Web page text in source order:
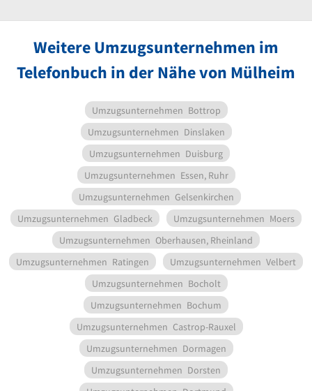
Weitere Umzugsunternehmen im
Telefonbuch in der Nähe von Mülheim
Umzugsunternehmen Bottrop
Umzugsunternehmen Dinslaken
Umzugsunternehmen Duisburg
Umzugsunternehmen Essen, Ruhr
Umzugsunternehmen Gelsenkirchen
Umzugsunternehmen Gladbeck Umzugsunternehmen Moers
Umzugsunternehmen Oberhausen, Rheinland
Umzugsunternehmen Ratingen Umzugsunternehmen Velbert
Umzugsunternehmen Bocholt
Umzugsunternehmen Bochum
Umzugsunternehmen Castrop-Rauxel
Umzugsunternehmen Dormagen
Umzugsunternehmen Dorsten